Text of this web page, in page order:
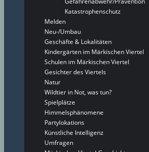
Katastrophenschutz
Melden
Neu-/Umbau
Geschäfte & Lokalitäten
Kindergärten im Märkischen Viertel
Schulen im Märkischen Viertel
Gesichter des Viertels
Natur
Wildtier in Not, was tun?
Spielplätze
Himmelsphänomene
Partylokations
Künstliche Intelligenz
Umfragen